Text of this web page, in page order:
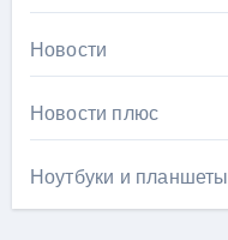
Новости
Новости плюс
Ноутбуки и планшеты